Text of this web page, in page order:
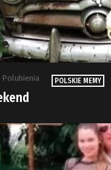
Polubienia POLSKIE MEMY